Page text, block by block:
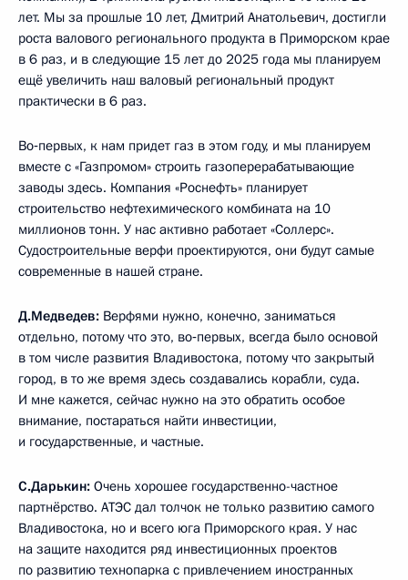
лет. Мы за прошлые 10 лет, Дмитрий Анатольевич, достигли
роста валового регионального продукта в Приморском крае
в 6 раз, и в следующие 15 лет до 2025 года мы планируем
ещё увеличить наш валовый региональный продукт
практически в 6 раз.
Во‑первых, к нам придет газ в этом году, и мы планируем
вместе с «Газпромом» строить газоперерабатывающие
заводы здесь. Компания «Роснефть» планирует
строительство нефтехимического комбината на 10
миллионов тонн. У нас активно работает «Соллерс».
Судостроительные верфи проектируются, они будут самые
современные в нашей стране.
Д.Медведев: Верфями нужно, конечно, заниматься
отдельно, потому что это, во‑первых, всегда было основой
в том числе развития Владивостока, потому что закрытый
город, в то же время здесь создавались корабли, суда.
И мне кажется, сейчас нужно на это обратить особое
внимание, постараться найти инвестиции,
и государственные, и частные.
С.Дарькин: Очень хорошее государственно-частное
партнёрство. АТЭС дал толчок не только развитию самого
Владивостока, но и всего юга Приморского края. У нас
на защите находится ряд инвестиционных проектов
по развитию технопарка с привлечением иностранных